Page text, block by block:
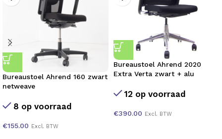
Bureaustoel Ahrend 160 zwart
netweave
8 op voorraad
€155.00 Excl. BTW
Bureaustoel Ahrend 2020
Extra Verta zwart + alu
12 op voorraad
€390.00 Excl. BTW